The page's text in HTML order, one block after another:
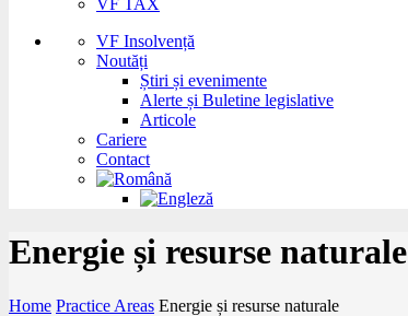
VF TAX
VF Insolvență
Noutăți
Știri și evenimente
Alerte și Buletine legislative
Articole
Cariere
Contact
Energie și resurse naturale
Home Practice Areas Energie și resurse naturale